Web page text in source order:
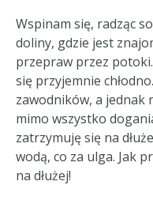
Wspinam się, radząc
doliny, gdzie jest
przepraw przez
się przyjemnie
zawodników, a jednak
mimo wszystko
zatrzymuję się na
wodą, co za ulga. Jak
na dłużej!